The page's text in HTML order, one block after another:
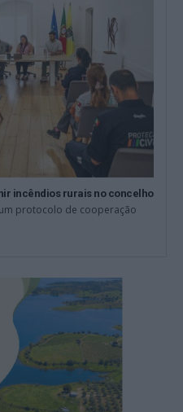
incêndios rurais no concelho
protocolo de cooperação